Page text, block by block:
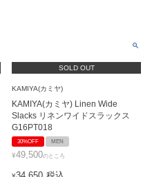
SOLD OUT
KAMIYA(カミヤ)
KAMIYA(カミヤ) Linen Wide
Slacks リネンワイドスラックス
G16PT018
30%OFF MEN
¥49,500のところ